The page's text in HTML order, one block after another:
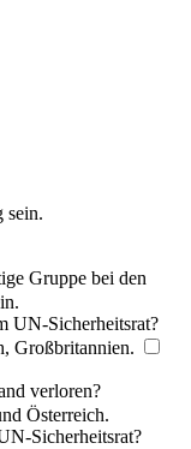
sein.
Gruppe bei den
UN-Sicherheitsrat?
Großbritannien.
verloren?
Österreich.
Sicherheitsrat?